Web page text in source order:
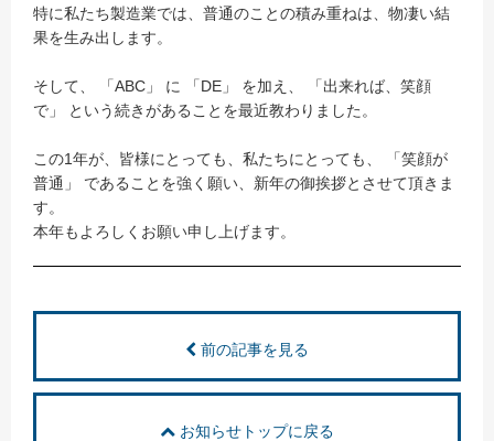
特に私たち製造業では、普通のことの積み重ねは、物凄い結
果を生み出します。
そして、 「ABC」 に 「DE」 を加え、 「出来れば、笑顔
で」 という続きがあることを最近教わりました。
この1年が、皆様にとっても、私たちにとっても、 「笑顔が
普通」 であることを強く願い、新年の御挨拶とさせて頂きま
す。
本年もよろしくお願い申し上げます。
前の記事を見る
お知らせトップに戻る